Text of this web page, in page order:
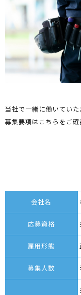
当社で一緒に働いていた
募集要項はこちらをご確
会社名
応募資格
雇用形態
募集人数